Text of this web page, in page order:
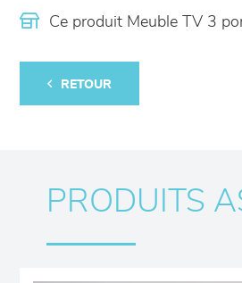
Ce produit Meuble TV 3
RETOUR
PRODUITS